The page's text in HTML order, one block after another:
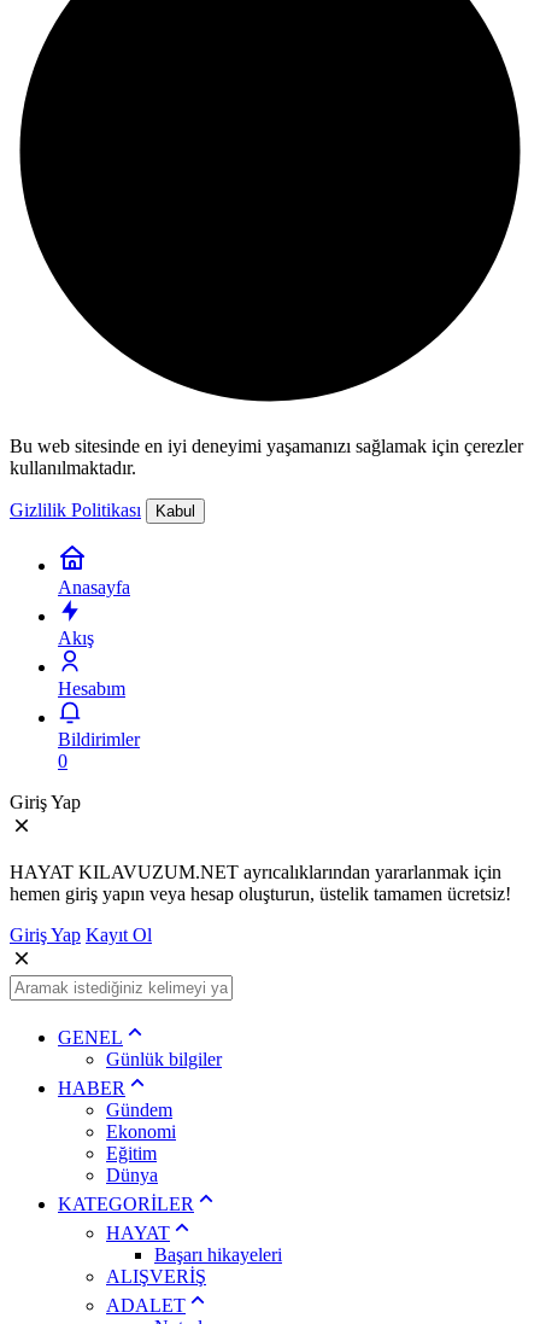
Bu web sitesinde en iyi deneyimi yaşamanızı sağlamak için çerezler
kullanılmaktadır.
Gizlilik Politikası Kabul
Anasayfa
Akış
Hesabım
Bildirimler
0
Giriş Yap
HAYAT KILAVUZUM.NET ayrıcalıklarından yararlanmak için
hemen giriş yapın veya hesap oluşturun, üstelik tamamen ücretsiz!
Giriş Yap Kayıt Ol
GENEL
Günlük bilgiler
HABER
Gündem
Ekonomi
Eğitim
Dünya
KATEGORİLER
HAYAT
Başarı hikayeleri
ALIŞVERİŞ
ADALET